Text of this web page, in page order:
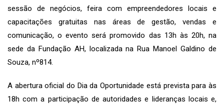
sessão de negócios, feira com empreendedores locais e
capacitações gratuitas nas áreas de gestão, vendas e
comunicação, o evento será promovido das 13h às 20h, na
sede da Fundação AH, localizada na Rua Manoel Galdino de
Souza, nº814.
A abertura oficial do Dia da Oportunidade está prevista para às
18h com a participação de autoridades e lideranças locais e,